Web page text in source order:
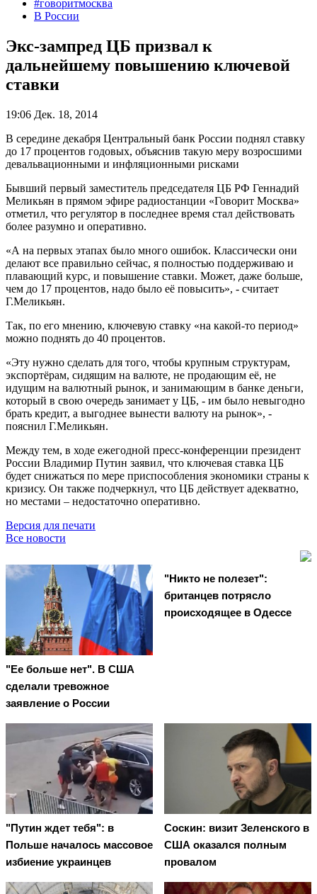
#говоритмосква
В России
Экс-зампред ЦБ призвал к
дальнейшему повышению ключевой
ставки
19:06 Дек. 18, 2014
В середине декабря Центральный банк России поднял ставку
до 17 процентов годовых, объяснив такую меру возросшими
девальвационными и инфляционными рисками
Бывший первый заместитель председателя ЦБ РФ Геннадий
Меликьян в прямом эфире радиостанции «Говорит Москва»
отметил, что регулятор в последнее время стал действовать
более разумно и оперативно.
«А на первых этапах было много ошибок. Классически они
делают все правильно сейчас, я полностью поддерживаю и
плавающий курс, и повышение ставки. Может, даже больше,
чем до 17 процентов, надо было её повысить», - считает
Г.Меликьян.
Так, по его мнению, ключевую ставку «на какой-то период»
можно поднять до 40 процентов.
«Эту нужно сделать для того, чтобы крупным структурам,
экспортёрам, сидящим на валюте, не продающим её, не
идущим на валютный рынок, и занимающим в банке деньги,
который в свою очередь занимает у ЦБ, - им было невыгодно
брать кредит, а выгоднее вынести валюту на рынок», -
пояснил Г.Меликьян.
Между тем, в ходе ежегодной пресс-конференции президент
России Владимир Путин заявил, что ключевая ставка ЦБ
будет снижаться по мере приспособления экономики страны к
кризису. Он также подчеркнул, что ЦБ действует адекватно,
но местами – недостаточно оперативно.
Версия для печати
Все новости
"Ее больше нет". В США
сделали тревожное
заявление о России
"Никто не полезет":
британцев потрясло
происходящее в Одессе
"Путин ждет тебя": в
Польше началось массовое
избиение украинцев
Соскин: визит Зеленского в
США оказался полным
провалом